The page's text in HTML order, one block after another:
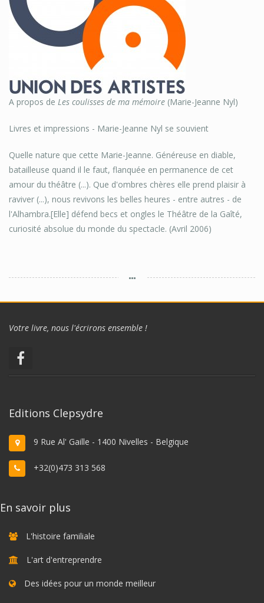
A propos de Les coulisses de ma mémoire (Marie-Jeanne Nyl)
Livres et impressions - Marie-Jeanne Nyl se souvient
Quelle nature que cette Marie-Jeanne. Généreuse en diable,
batailleuse quand il le faut, flanquée en permanence de cet
amour du théâtre (...). Que d'ombres chères elle prend plaisir à
raviver (...), nous revivons les belles heures - entre autres - de
l'Alhambra.[Elle] défend becs et ongles le Théâtre de la Gaîté,
curiosité absolue du monde du spectacle. (Avril 2006)
Votre livre, nous l'écrirons ensemble !
Editions Clepsydre
9 Rue Al' Gaille - 1400 Nivelles - Belgique
+32(0)473 313 568
En savoir plus
L'histoire familiale
L'art d'entreprendre
Des idées pour un monde meilleur